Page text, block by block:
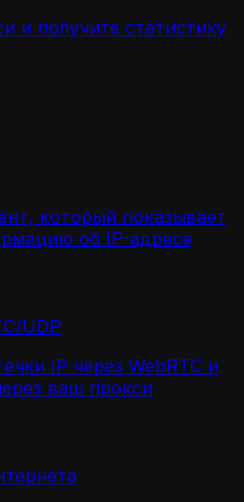
и получите статистику
который показывает
об IP-адресе
UDP
IP через WebRTC и
ваш прокси